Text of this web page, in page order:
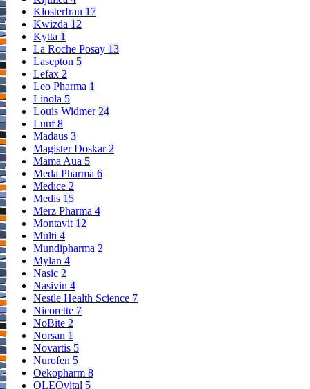
Klosterfrau 17
Kwizda 12
Kytta 1
La Roche Posay 13
Lasepton 5
Lefax 2
Leo Pharma 1
Linola 5
Louis Widmer24
Luuf8
Madaus 3
Magister Doskar2
Mama Aua 5
Meda Pharma 6
Medice 2
Medis 15
Merz Pharma 4
Montavit 12
Multi 4
Mundipharma 2
Mylan 4
Nasic 2
Nasivin 4
Nestle Health Science 7
Nicorette 7
NoBite 2
Norsan 1
Novartis 5
Nurofen 5
Oekopharm 8
OLEOvital 5